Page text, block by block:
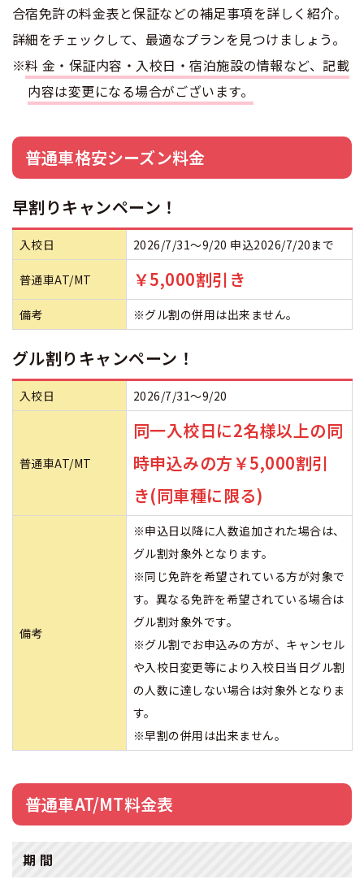
まるわかり！合宿免許Q＆A
合宿免許の料金表と保証などの補足事項を詳しく紹介。
詳細をチェックして、最適なプランを見つけましょう。
※料金・保証内容・入校日・宿泊施設の情報など、記載
内容は変更になる場合がございます。
普通車格安シーズン料金
早割りキャンペーン！
入校日 2026/7/31～9/20 申込2026/7/20まで
普通車AT/MT ￥5,000割引き
備考 ※グル割の併用は出来ません。
グル割りキャンペーン！
入校日 2026/7/31～9/20
普通車AT/MT
同一入校日に2名様以上の同
時申込みの方￥5,000割引
き(同車種に限る)
備考
※申込日以降に人数追加された場合は、
グル割対象外となります。
※同じ免許を希望されている方が対象で
す。異なる免許を希望されている場合は
グル割対象外です。
※グル割でお申込みの方が、キャンセル
や入校日変更等により入校日当日グル割
の人数に達しない場合は対象外となりま
す。
※早割の併用は出来ません。
普通車AT/MT料金表
期 間